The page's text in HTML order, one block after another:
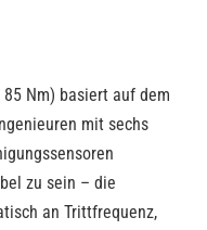
85 Nm) basiert auf dem
mit sechs
zu sein – die
an Trittfrequenz,